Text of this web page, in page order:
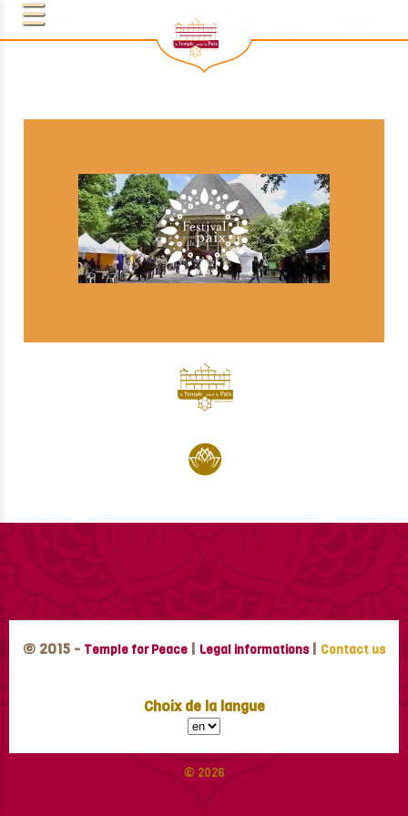
© 2015 - Temple for Peace | Legal informations | Contact us
Choix de la langue
© 2026